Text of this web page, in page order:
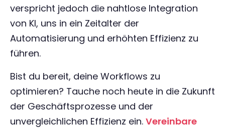
verspricht jedoch die nahtlose Integration
von KI, uns in ein Zeitalter der
Automatisierung und erhöhten Effizienz zu
führen.
Bist du bereit, deine Workflows zu
optimieren? Tauche noch heute in die Zukunft
der Geschäftsprozesse und der
unvergleichlichen Effizienz ein. Vereinbare